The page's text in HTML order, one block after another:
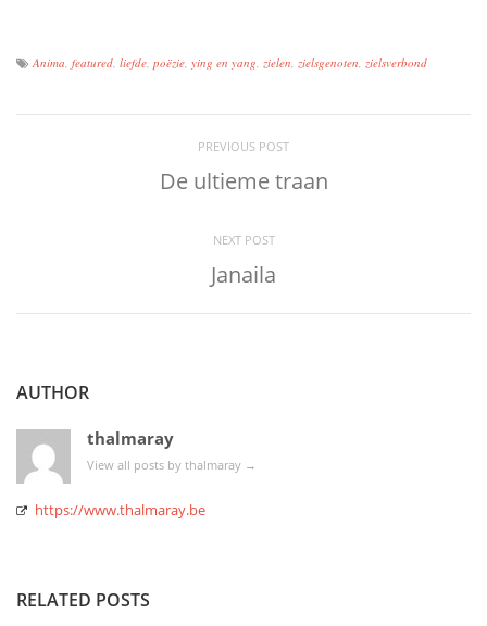
Anima featured liefde poëzie ying en yang zielen zielsgenoten zielsverbond
PREVIOUS POST
De ultieme traan
NEXT POST
Janaila
AUTHOR
thalmaray
View all posts by thalmaray →
https://www.thalmaray.be
RELATED POSTS